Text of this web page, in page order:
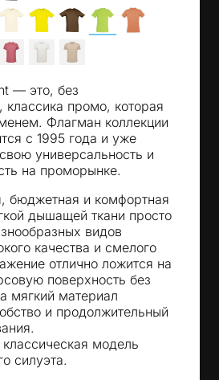
— это, без
классика промо, которая
Флагман коллекции
с 1995 года и уже
универсальность и
на проморынке.
бюджетная и комфортная
дышащей ткани просто
видов
качества и смелого
отлично ложится на
поверхность без
мягкий материал
и продолжительный
модель
силуэта.